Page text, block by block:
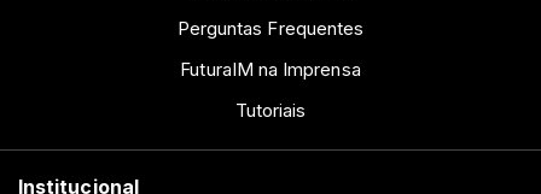
Perguntas Frequentes
FuturaIM na Imprensa
Tutoriais
Institucional